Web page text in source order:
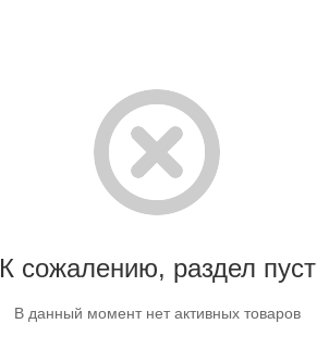
К сожалению, раздел пуст
В данный момент нет активных товаров